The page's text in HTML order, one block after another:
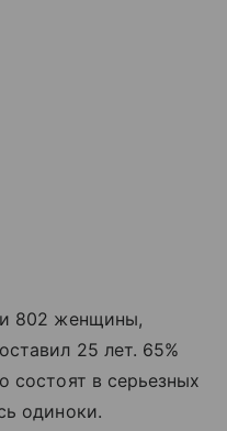
802 женщины,
25 лет. 65%
состоят в серьезных
одиноки.